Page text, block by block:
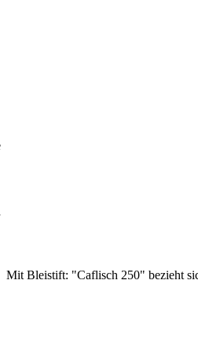
Mit Bleistift: "Caflisch 250" bezieht